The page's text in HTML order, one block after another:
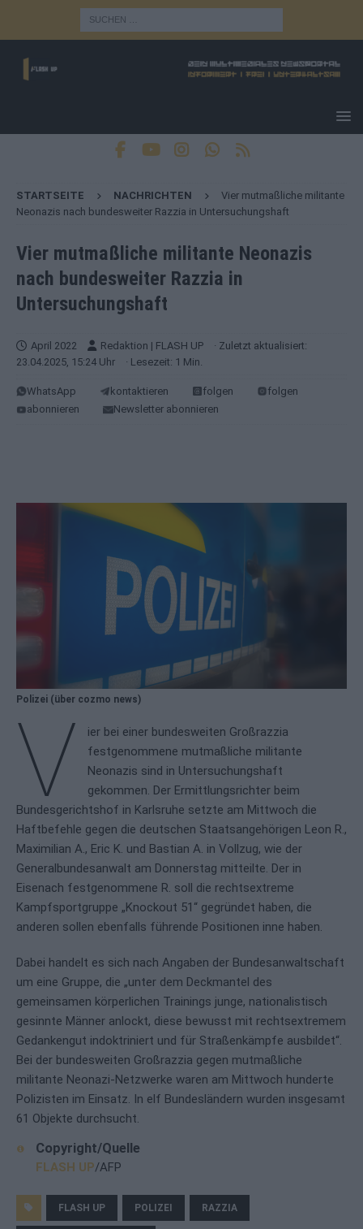
STARTSEITE NACHRICHTEN
Vier mutmaßliche militante
Neonazis nach bundesweiter Razzia in Untersuchungshaft
Vier mutmaßliche militante Neonazis
nach bundesweiter Razzia in
Untersuchungshaft
April 2022 Redaktion | FLASH UP
· Zuletzt aktualisiert:
23.04.2025, 15:24 Uhr
· Lesezeit: 1 Min.
WhatsApp kontaktieren folgen
folgen
abonnieren
Newsletter abonnieren
Polizei (über cozmo news)
V
ier bei einer bundesweiten Großrazzia
festgenommene mutmaßliche militante
Neonazis sind in Untersuchungshaft
gekommen. Der Ermittlungsrichter beim
Bundesgerichtshof in Karlsruhe setzte am Mittwoch die
Haftbefehle gegen die deutschen Staatsangehörigen Leon R.,
Maximilian A., Eric K. und Bastian A. in Vollzug, wie der
Generalbundesanwalt am Donnerstag mitteilte. Der in
Eisenach festgenommene R. soll die rechtsextreme
Kampfsportgruppe „Knockout 51“ gegründet haben, die
anderen sollen ebenfalls führende Positionen inne haben.
Dabei handelt es sich nach Angaben der Bundesanwaltschaft
um eine Gruppe, die „unter dem Deckmantel des
gemeinsamen körperlichen Trainings junge, nationalistisch
gesinnte Männer anlockt, diese bewusst mit rechtsextremem
Gedankengut indoktriniert und für Straßenkämpfe ausbildet“.
Bei der bundesweiten Großrazzia gegen mutmaßliche
militante Neonazi-Netzwerke waren am Mittwoch hunderte
Polizisten im Einsatz. In elf Bundesländern wurden insgesamt
61 Objekte durchsucht.
Copyright/Quelle
FLASH UP/AFP
FLASH UP POLIZEI RAZZIA